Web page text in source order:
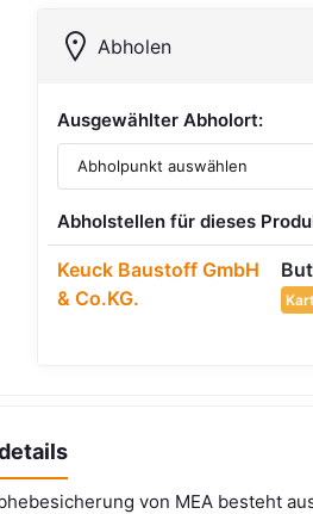
Abholen
Ausgewählter Abholort:
Abholstellen für dieses
Keuck Baustoff GmbH
& Co.KG.
von MEA besteht